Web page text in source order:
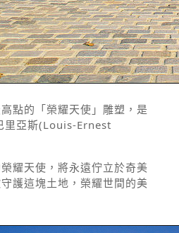
點的「榮耀天使」雕塑，是
里亞斯(Louis-Ernest
耀天使，將永遠佇立於奇美
護這塊土地，榮耀世間的美